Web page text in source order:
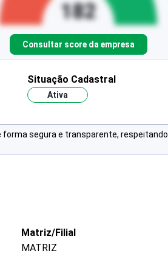
Consultar score da empresa
Situação Cadastral
Ativa
segura e transparente, respeitando
Matriz/Filial
MATRIZ